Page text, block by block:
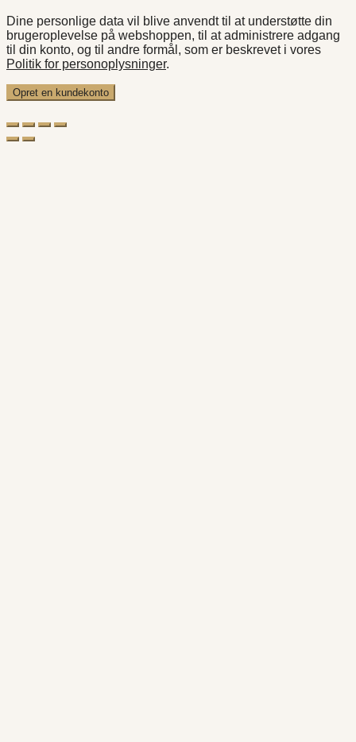
Dine personlige data vil blive anvendt til at understøtte din
brugeroplevelse på webshoppen, til at administrere adgang
til din konto, og til andre formål, som er beskrevet i vores
Politik for personoplysninger.
Opret en kundekonto